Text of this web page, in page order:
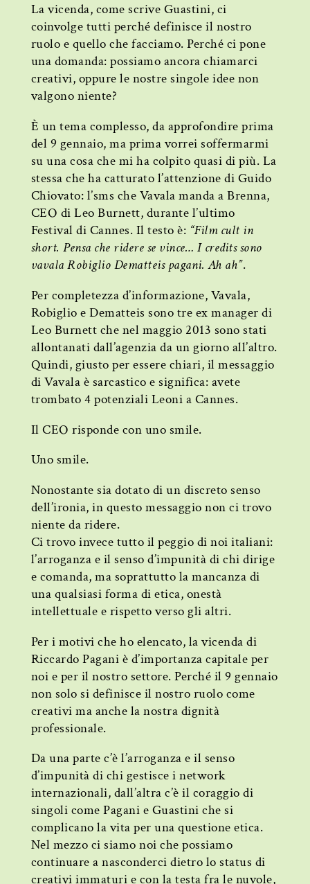
La vicenda, come scrive Guastini, ci
coinvolge tutti perché definisce il nostro
ruolo e quello che facciamo. Perché ci pone
una domanda: possiamo ancora chiamarci
creativi, oppure le nostre singole idee non
valgono niente?
È un tema complesso, da approfondire prima
del 9 gennaio, ma prima vorrei soffermarmi
su una cosa che mi ha colpito quasi di più. La
stessa che ha catturato l’attenzione di Guido
Chiovato: l’sms che Vavala manda a Brenna,
CEO di Leo Burnett, durante l’ultimo
Festival di Cannes. Il testo è: “Film cult in
short. Pensa che ridere se vince… I credits sono
vavala Robiglio Dematteis pagani. Ah ah”.
Per completezza d’informazione, Vavala,
Robiglio e Dematteis sono tre ex manager di
Leo Burnett che nel maggio 2013 sono stati
allontanati dall’agenzia da un giorno all’altro.
Quindi, giusto per essere chiari, il messaggio
di Vavala è sarcastico e significa: avete
trombato 4 potenziali Leoni a Cannes.
Il CEO risponde con uno smile.
Uno smile.
Nonostante sia dotato di un discreto senso
dell’ironia, in questo messaggio non ci trovo
niente da ridere.
Ci trovo invece tutto il peggio di noi italiani:
l’arroganza e il senso d’impunità di chi dirige
e comanda, ma soprattutto la mancanza di
una qualsiasi forma di etica, onestà
intellettuale e rispetto verso gli altri.
Per i motivi che ho elencato, la vicenda di
Riccardo Pagani è d’importanza capitale per
noi e per il nostro settore. Perché il 9 gennaio
non solo si definisce il nostro ruolo come
creativi ma anche la nostra dignità
professionale.
Da una parte c’è l’arroganza e il senso
d’impunità di chi gestisce i network
internazionali, dall’altra c’è il coraggio di
singoli come Pagani e Guastini che si
complicano la vita per una questione etica.
Nel mezzo ci siamo noi che possiamo
continuare a nasconderci dietro lo status di
creativi immaturi e con la testa fra le nuvole,